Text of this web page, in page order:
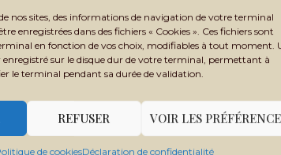
nos sites, des informations de navigation de votre terminal
enregistrées dans des fichiers « Cookies ». Ces fichiers sont
en fonction de vos choix, modifiables à tout moment.
enregistré sur le disque dur de votre terminal, permettant à
le terminal pendant sa durée de validation.
REFUSER VOIR LES
de cookiesDéclaration de confidentialité
et M. Tine ont lancé un appel
éviter l’usage de la violence.
suivre les normes
personnes qui avaient été
titre que nul ne mérite d’être